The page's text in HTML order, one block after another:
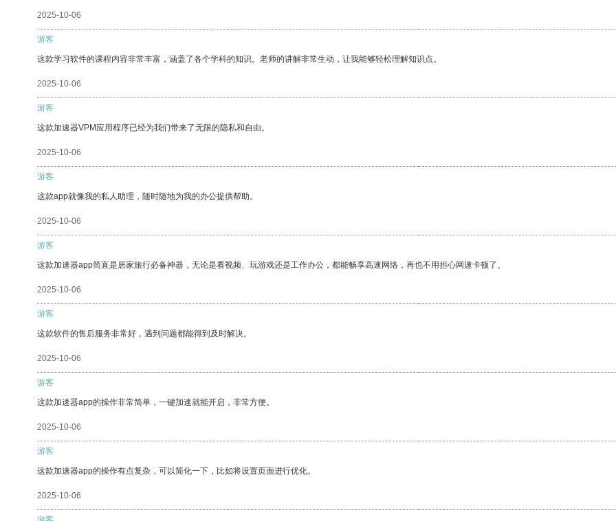
2025-10-06
游客
这款学习软件的课程内容非常丰富，涵盖了各个学科的知识。老师的讲解非常生动，让我能够轻松理解知识点。
2025-10-06
游客
这款加速器VPM应用程序已经为我们带来了无限的隐私和自由。
2025-10-06
游客
这款app就像我的私人助理，随时随地为我的办公提供帮助。
2025-10-06
游客
这款加速器app简直是居家旅行必备神器，无论是看视频、玩游戏还是工作办公，都能畅享高速网络，再也不用担心网速卡顿了。
2025-10-06
游客
这款软件的售后服务非常好，遇到问题都能得到及时解决。
2025-10-06
游客
这款加速器app的操作非常简单，一键加速就能开启，非常方便。
2025-10-06
游客
这款加速器app的操作有点复杂，可以简化一下，比如将设置页面进行优化。
2025-10-06